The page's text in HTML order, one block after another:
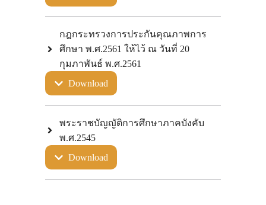
กฎกระทรวงการประกันคุณภาพการ
ศึกษา พ.ศ.2561 ให้ไว้ ณ วันที่ 20
กุมภาพันธ์ พ.ศ.2561
Download
พระราชบัญญัติการศึกษาภาคบังคับ
พ.ศ.2545
Download